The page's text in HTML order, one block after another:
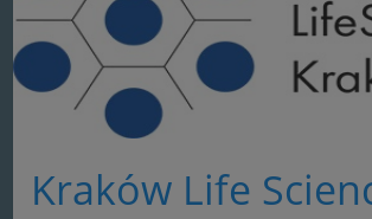
Kraków Life